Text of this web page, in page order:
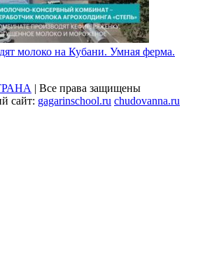
молоко на Кубани. Умная ферма.
| Все права защищены
сайт: gagarinschool.ru chudovanna.ru